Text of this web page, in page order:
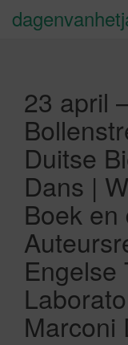
23 april
Duitse
Dans |
Boek en
Engelse
Marconi